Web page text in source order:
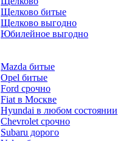
Щелково битые
Щелково выгодно
Юбилейное выгодно
Mazda битые
Opel битые
Ford срочно
Fiat в Москве
Hyundai в любом состоянии
Chevrolet срочно
Subaru дорого